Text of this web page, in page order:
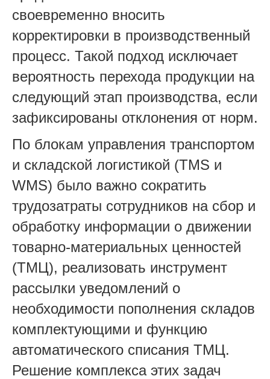
своевременно вносить
корректировки в производственный
процесс. Такой подход исключает
вероятность перехода продукции на
следующий этап производства, если
зафиксированы отклонения от норм.
По блокам управления транспортом
и складской логистикой (TMS и
WMS) было важно сократить
трудозатраты сотрудников на сбор и
обработку информации о движении
товарно-материальных ценностей
(ТМЦ), реализовать инструмент
рассылки уведомлений о
необходимости пополнения складов
комплектующими и функцию
автоматического списания ТМЦ.
Решение комплекса этих задач